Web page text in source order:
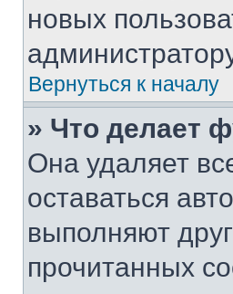
новых
Вернуться к началу
» Что делает
Она удаляет
оставаться
выполняют
прочитанных